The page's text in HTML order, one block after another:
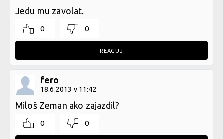
Jedu mu zavolat.
0 0
REAGUJ
fero
18.6.2013 v 11:42
Miloš Zeman ako zajazdil?
0 0